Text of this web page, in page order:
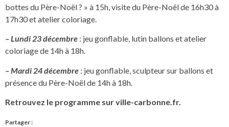
bottes du Père-Noël ? » à 15h, visite du Père-Noël de 16h30 à
17h30 et atelier coloriage.
– Lundi 23 décembre : jeu gonflable, lutin ballons et atelier
coloriage de 14h à 18h.
– Mardi 24 décembre : jeu gonflable, sculpteur sur ballons et
présence du Père-Noël de 14h à 18h.
Retrouvez le programme sur ville-carbonne.fr.
Partager :